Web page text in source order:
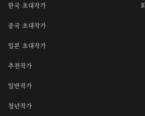
한국 초대작가
중국 초대작가
일본 초대작가
추천작가
일반작가
청년작가